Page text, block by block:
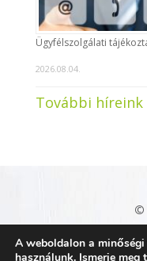
Ügyfélszolgálati
2026.08.04.
További híreink
©
Adatkezelési
A weboldalon a
használunk. Ismerje